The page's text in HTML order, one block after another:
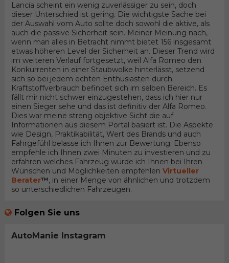
Lancia scheint ein wenig zuverlässiger zu sein, doch
dieser Unterschied ist gering. Die wichtigste Sache bei
der Auswahl vom Auto sollte doch sowohl die aktive, als
auch die passive Sicherheit sein. Meiner Meinung nach,
wenn man alles in Betracht nimmt bietet 156 insgesamt
etwas höheren Level der Sicherheit an. Dieser Trend wird
im weiteren Verlauf fortgesetzt, weil Alfa Romeo den
Konkurrenten in einer Staubwolke hinterlässt, setzend
sich so bei jedem echten Enthusiasten durch.
Kraftstoffverbrauch befindet sich im selben Bereich. Es
fällt mir nicht schwer einzugestehen, dass ich hier nur
einen Sieger sehe und das ist definitiv der Alfa Romeo.
Dies war meine streng objektive Sicht die auf
Informationen aus diesem Portal basiert ist. Die Aspekte
wie Design, Praktikabilität, Wert des Brands und auch
Fahrgefühl belasse ich Ihnen zur Bewertung. Ebenso
empfehle ich Ihnen zwei Minuten zu investieren und zu
erfahren welches Fahrzeug würde ich Ihnen bei Ihren
Wünschen und Möglichkeiten empfehlen Virtueller
Berater™, in einer Menge von ähnlichen und trotzdem
so unterschiedlichen Fahrzeugen.
Folgen Sie uns
AutoManie Instagram